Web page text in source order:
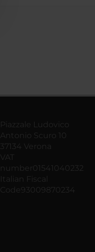
Piazzale Ludovico
Antonio Scuro 10
37134 Verona
VAT
number01541040232
Italian Fiscal
Code93009870234